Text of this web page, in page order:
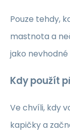
Pouze tehdy,
mastnota a
jako
Kdy použít
Ve chvíli, kdy
kapičky a